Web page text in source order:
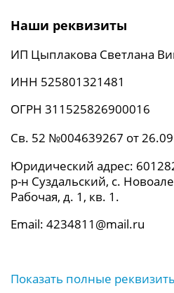
Наши реквизиты
ИП Цыплакова Светлана
ИНН 525801321481
ОГРН 311525826900016
Св. 52 №004639267 от
Юридический адрес:
р-н Суздальский, с.
Рабочая, д. 1, кв. 1.
Email: 4234811@mail.ru
Показать полные